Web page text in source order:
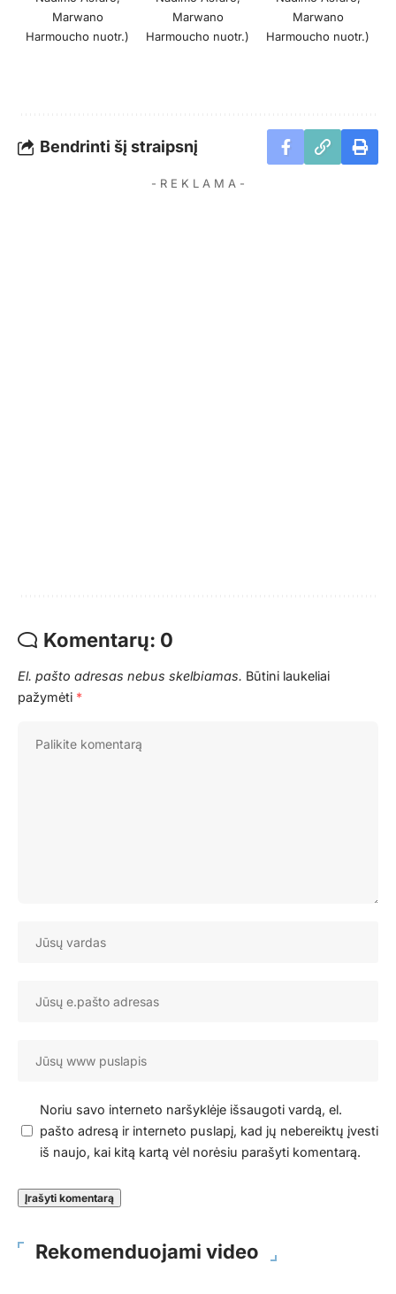
Marwano
Harmoucho nuotr.)
Marwano
Harmoucho nuotr.)
Marwano
Harmoucho nuotr.)
Bendrinti šį straipsnį
- R E K L A M A -
Komentarų: 0
El. pašto adresas nebus skelbiamas. Būtini laukeliai
pažymėti *
Noriu savo interneto naršyklėje išsaugoti vardą, el.
pašto adresą ir interneto puslapį, kad jų nebereiktų įvesti
iš naujo, kai kitą kartą vėl norėsiu parašyti komentarą.
Rekomenduojami video